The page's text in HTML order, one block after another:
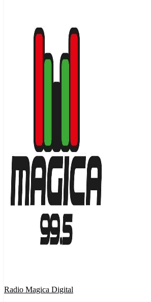
Radio Magica Digital